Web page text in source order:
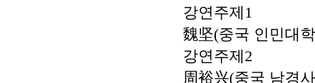
강연주제 1
魏坚(중국 인민대
강연주제2
周裕兴(중국 남경